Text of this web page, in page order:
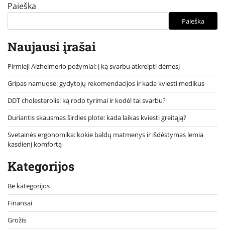
Paieška
Paieška
Naujausi įrašai
Pirmieji Alzheimerio požymiai: į ką svarbu atkreipti dėmesį
Gripas namuose: gydytojų rekomendacijos ir kada kviesti medikus
DDT cholesterolis: ką rodo tyrimai ir kodėl tai svarbu?
Duriantis skausmas širdies plote: kada laikas kviesti greitąją?
Svetainės ergonomika: kokie baldų matmenys ir išdėstymas lemia
kasdienį komfortą
Kategorijos
Be kategorijos
Finansai
Grožis